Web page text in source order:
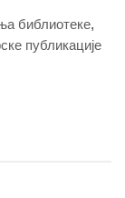
библиотеке,
публикације